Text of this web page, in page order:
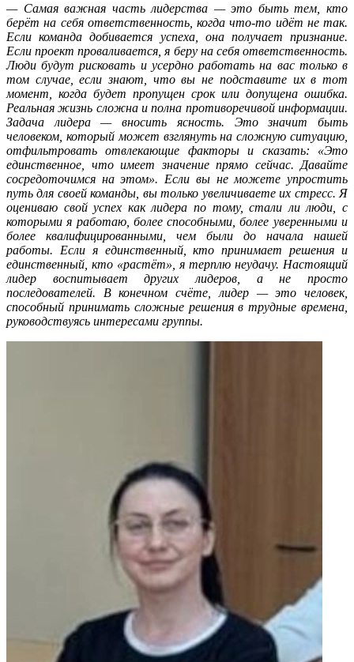
— Самая важная часть лидерства — это быть тем, кто
берёт на себя ответственность, когда что-то идёт не так.
Если команда добивается успеха, она получает признание.
Если проект проваливается, я беру на себя ответственность.
Люди будут рисковать и усердно работать на вас только в
том случае, если знают, что вы не подставите их в тот
момент, когда будет пропущен срок или допущена ошибка.
Реальная жизнь сложна и полна противоречивой информации.
Задача лидера — вносить ясность. Это значит быть
человеком, который может взглянуть на сложную ситуацию,
отфильтровать отвлекающие факторы и сказать: «Это
единственное, что имеет значение прямо сейчас. Давайте
сосредоточимся на этом». Если вы не можете упростить
путь для своей команды, вы только увеличиваете их стресс. Я
оцениваю свой успех как лидера по тому, стали ли люди, с
которыми я работаю, более способными, более уверенными и
более квалифицированными, чем были до начала нашей
работы. Если я единственный, кто принимает решения и
единственный, кто «растёт», я терплю неудачу. Настоящий
лидер воспитывает других лидеров, а не просто
последователей. В конечном счёте, лидер — это человек,
способный принимать сложные решения в трудные времена,
руководствуясь интересами группы.